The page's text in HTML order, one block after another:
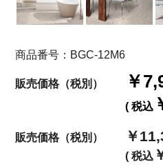
商品番号：BGC-12M6
販売価格（税別） ￥
( 税込
販売価格（税別） ￥
( 税込